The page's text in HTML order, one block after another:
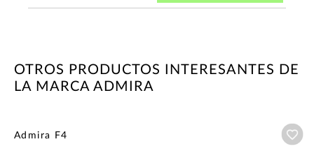
OTROS PRODUCTOS INTERESANTES DE
LA MARCA ADMIRA
Admira F4